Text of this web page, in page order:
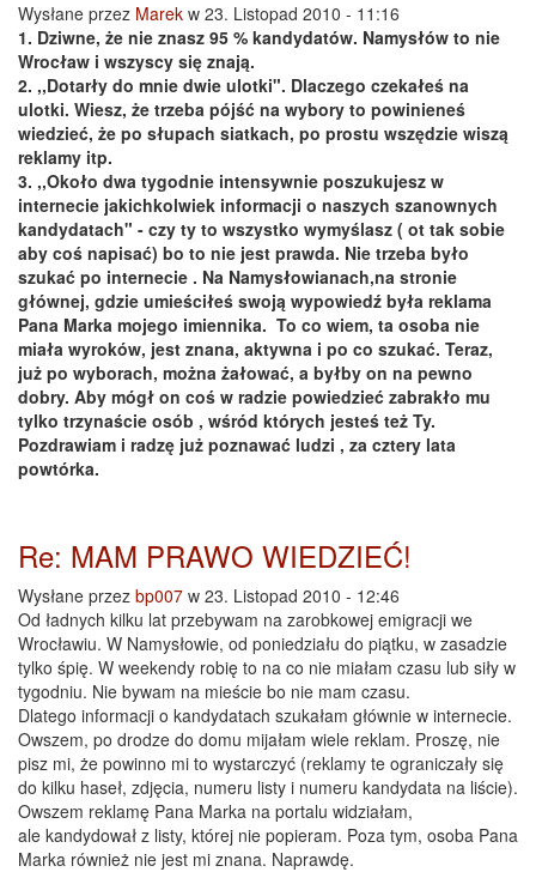
Wysłane przez Marek w 23. Listopad 2010 - 11:16
1. Dziwne, że nie znasz 95 % kandydatów. Namysłów to nie
Wrocław i wszyscy się znają.
2. ,,Dotarły do mnie dwie ulotki". Dlaczego czekałeś na
ulotki. Wiesz, że trzeba pójść na wybory to powinieneś
wiedzieć, że po słupach siatkach, po prostu wszędzie wiszą
reklamy itp.
3. ,,Około dwa tygodnie intensywnie poszukujesz w
internecie jakichkolwiek informacji o naszych szanownych
kandydatach" - czy ty to wszystko wymyślasz ( ot tak sobie
aby coś napisać) bo to nie jest prawda. Nie trzeba było
szukać po internecie . Na Namysłowianach,na stronie
głównej, gdzie umieściłeś swoją wypowiedź była reklama
Pana Marka mojego imiennika. To co wiem, ta osoba nie
miała wyroków, jest znana, aktywna i po co szukać. Teraz,
już po wyborach, można żałować, a byłby on na pewno
dobry. Aby mógł on coś w radzie powiedzieć zabrakło mu
tylko trzynaście osób , wśród których jesteś też Ty.
Pozdrawiam i radzę już poznawać ludzi , za cztery lata
powtórka.
Re: MAM PRAWO WIEDZIEĆ!
Wysłane przez bp007 w 23. Listopad 2010 - 12:46
Od ładnych kilku lat przebywam na zarobkowej emigracji we
Wrocławiu. W Namysłowie, od poniedziału do piątku, w zasadzie
tylko śpię. W weekendy robię to na co nie miałam czasu lub siły w
tygodniu. Nie bywam na mieście bo nie mam czasu.
Dlatego informacji o kandydatach szukałam głównie w internecie.
Owszem, po drodze do domu mijałam wiele reklam. Proszę, nie
pisz mi, że powinno mi to wystarczyć (reklamy te ograniczały się
do kilku haseł, zdjęcia, numeru listy i numeru kandydata na liście).
Owszem reklamę Pana Marka na portalu widziałam,
ale kandydował z listy, której nie popieram. Poza tym, osoba Pana
Marka również nie jest mi znana. Naprawdę.